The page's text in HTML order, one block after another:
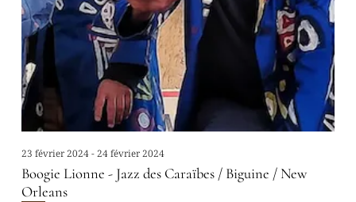
23 février 2024 - 24 février 2024
Boogie Lionne - Jazz des Caraïbes / Biguine / New
Orleans